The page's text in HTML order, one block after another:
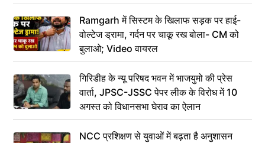
Ramgarh में सिस्टम के खिलाफ सड़क पर हाई-
वोल्टेज ड्रामा, गर्दन पर चाकू रख बोला- CM को
बुलाओ; Video वायरल
गिरिडीह के न्यू परिषद भवन में भाजयुमो की प्रेस
वार्ता, JPSC-JSSC पेपर लीक के विरोध में 10
अगस्त को विधानसभा घेराव का ऐलान
NCC प्रशिक्षण से युवाओं में बढ़ता है अनुशासन